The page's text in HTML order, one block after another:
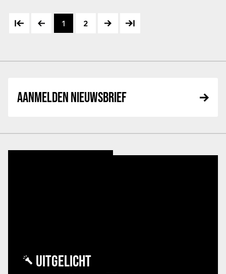
1 2
AANMELDEN NIEUWSBRIEF
UITGELICHT